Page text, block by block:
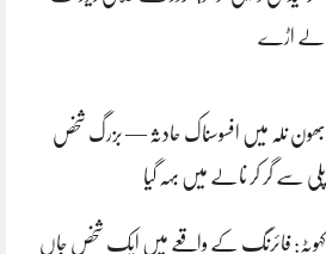
لے اڑے
بھون نلہ میں افسوسناک حادثہ — بزرگ شخص
پلی سے گر کر نالے میں بہہ گیا
کہوٹہ: فائرنگ کے واقعے میں ایک شخص جاں